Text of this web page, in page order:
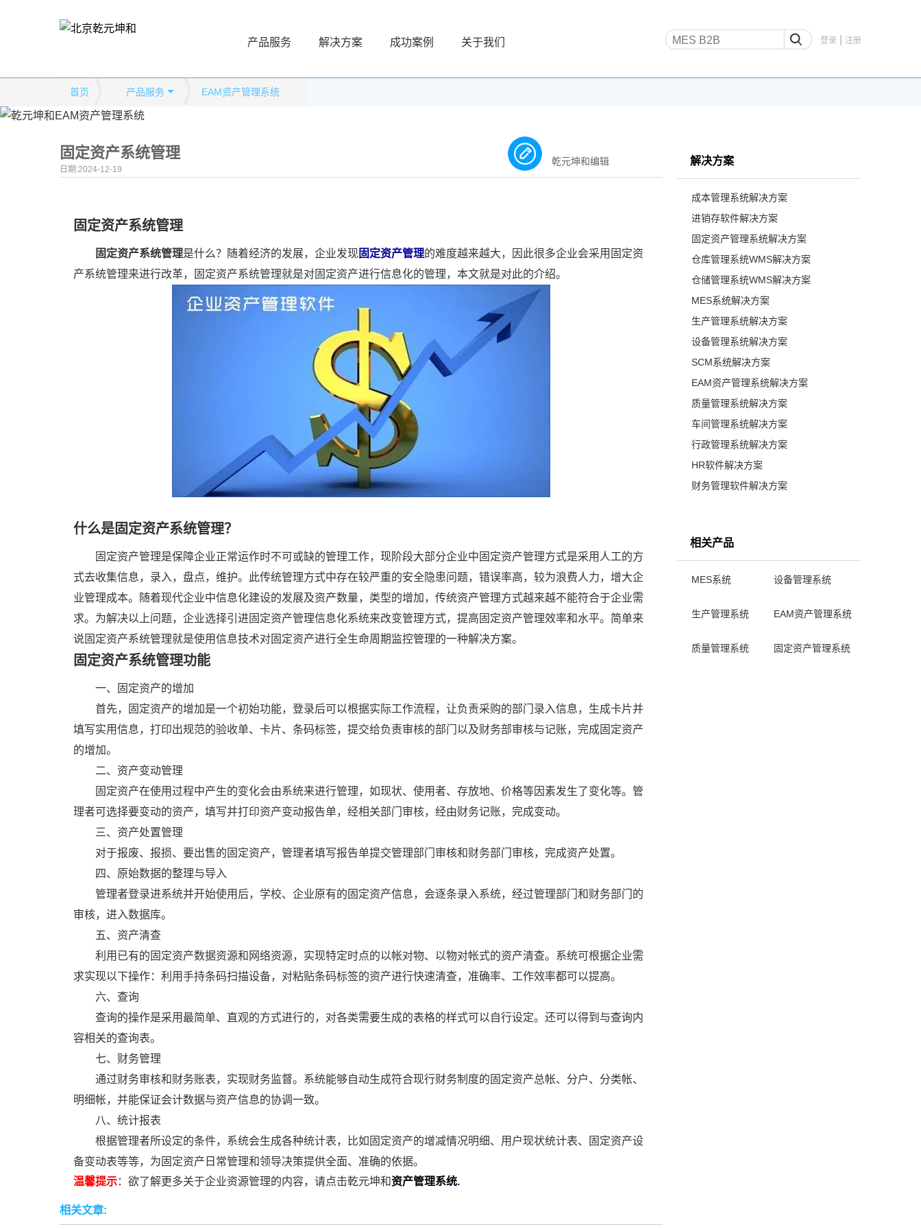
产品服务 解决方案 成功案例 关于我们 登录 注册
首页 产品服务 EAM资产管理系统
固定资产系统管理
日期:2024-12-19
乾元坤和编辑
固定资产系统管理
固定资产系统管理是什么？随着经济的发展，企业发现固定资产管理的难度越来越大，因此很多企业会采用固定资
产系统管理来进行改革，固定资产系统管理就是对固定资产进行信息化的管理，本文就是对此的介绍。
什么是固定资产系统管理？
固定资产管理是保障企业正常运作时不可或缺的管理工作，现阶段大部分企业中固定资产管理方式是采用人工的方
式去收集信息，录入，盘点，维护。此传统管理方式中存在较严重的安全隐患问题，错误率高，较为浪费人力，增大企
业管理成本。随着现代企业中信息化建设的发展及资产数量，类型的增加，传统资产管理方式越来越不能符合于企业需
求。为解决以上问题，企业选择引进固定资产管理信息化系统来改变管理方式，提高固定资产管理效率和水平。简单来
说固定资产系统管理就是使用信息技术对固定资产进行全生命周期监控管理的一种解决方案。
固定资产系统管理功能
一、固定资产的增加
首先，固定资产的增加是一个初始功能，登录后可以根据实际工作流程，让负责采购的部门录入信息，生成卡片并
填写实用信息，打印出规范的验收单、卡片、条码标签，提交给负责审核的部门以及财务部审核与记账，完成固定资产
的增加。
二、资产变动管理
固定资产在使用过程中产生的变化会由系统来进行管理，如现状、使用者、存放地、价格等因素发生了变化等。管
理者可选择要变动的资产，填写并打印资产变动报告单，经相关部门审核，经由财务记账，完成变动。
三、资产处置管理
对于报废、报损、要出售的固定资产，管理者填写报告单提交管理部门审核和财务部门审核，完成资产处置。
四、原始数据的整理与导入
管理者登录进系统并开始使用后，学校、企业原有的固定资产信息，会逐条录入系统，经过管理部门和财务部门的
审核，进入数据库。
五、资产清查
利用已有的固定资产数据资源和网络资源，实现特定时点的以帐对物、以物对帐式的资产清查。系统可根据企业需
求实现以下操作：利用手持条码扫描设备，对粘贴条码标签的资产进行快速清查，准确率、工作效率都可以提高。
六、查询
查询的操作是采用最简单、直观的方式进行的，对各类需要生成的表格的样式可以自行设定。还可以得到与查询内
容相关的查询表。
七、财务管理
通过财务审核和财务账表，实现财务监督。系统能够自动生成符合现行财务制度的固定资产总帐、分户、分类帐、
明细帐，并能保证会计数据与资产信息的协调一致。
八、统计报表
根据管理者所设定的条件，系统会生成各种统计表，比如固定资产的增减情况明细、用户现状统计表、固定资产设
备变动表等等，为固定资产日常管理和领导决策提供全面、准确的依据。
温馨提示：欲了解更多关于企业资源管理的内容，请点击乾元坤和资产管理系统.
相关文章:
解决方案
成本管理系统解决方案
进销存软件解决方案
固定资产管理系统解决方案
仓库管理系统WMS解决方案
仓储管理系统WMS解决方案
MES系统解决方案
生产管理系统解决方案
设备管理系统解决方案
SCM系统解决方案
EAM资产管理系统解决方案
质量管理系统解决方案
车间管理系统解决方案
行政管理系统解决方案
HR软件解决方案
财务管理软件解决方案
相关产品
MES系统 设备管理系统
生产管理系统 EAM资产管理系统
质量管理系统 固定资产管理系统